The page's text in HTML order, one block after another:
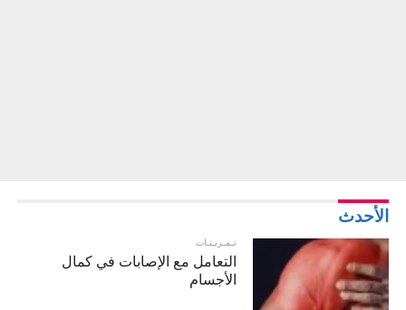
الأحدث
تـمـريـنـات
التعامل مع الإصابات في كمال
الأجسام